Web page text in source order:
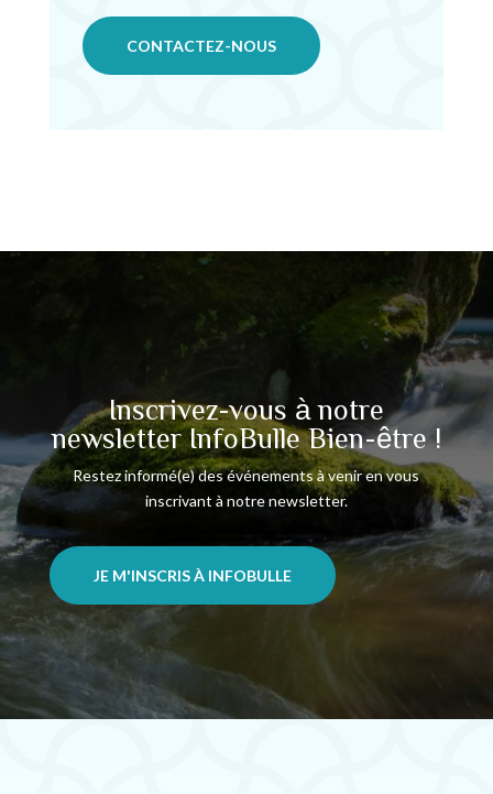
CONTACTEZ-NOUS
Inscrivez-vous à notre
newsletter InfoBulle Bien-être !
Restez informé(e) des événements à venir en vous
inscrivant à notre newsletter.
JE M'INSCRIS À INFOBULLE